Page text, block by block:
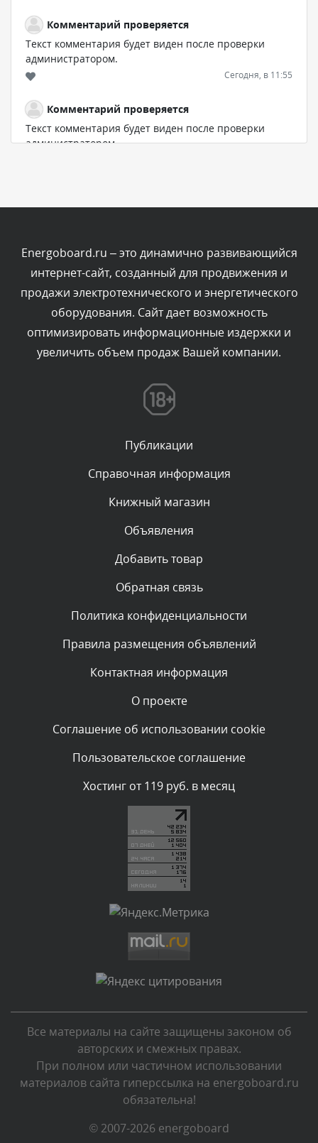
Комментарий проверяется
Текст комментария будет виден после проверки
администратором.
Сегодня, в 11:55
Комментарий проверяется
Текст комментария будет виден после проверки
администратором.
Комментарий проверяется
Текст комментария будет виден после проверки
администратором.
Сегодня, в 11:20
Комментарий проверяется
Текст комментария будет виден после проверки
Комментарий проверяется
Текст комментария будет виден после проверки
администратором.
Комментарий проверяется
Текст комментария будет виден после проверки
администратором.
Комментарий проверяется
администратором.
Комментарий проверяется
администратором.
Комментарий проверяется
Текст комментария будет виден после проверки
Комментарий проверяется
Текст комментария будет виден после проверки
администратором.
Текст комментария будет виден после проверки
администратором.
Комментарий проверяется
Текст комментария будет виден после проверки
администратором.
Сегодня, в 01:40
Комментарий проверяется
Energoboard.ru – это динамично развивающийся
интернет-сайт, созданный для продвижения и
продажи электротехнического и энергетического
оборудования. Сайт дает возможность
оптимизировать информационные издержки и
увеличить объем продаж Вашей компании.
Публикации
Справочная информация
Книжный магазин
Объявления
Добавить товар
Обратная связь
Политика конфиденциальности
Правила размещения объявлений
Контактная информация
О проекте
Соглашение об использовании cookie
Пользовательское соглашение
Хостинг от 119 руб. в месяц
Все материалы на сайте защищены законом об
авторских и смежных правах.
При полном или частичном использовании
материалов сайта гиперссылка на energoboard.ru
обязательна!
© 2007-2026 energoboard